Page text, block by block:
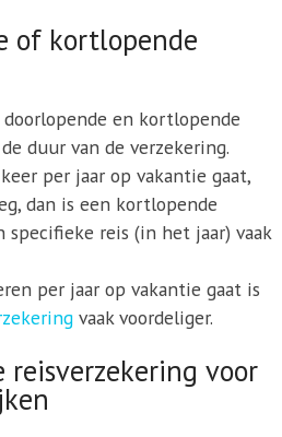
of kortlopende
en kortlopende
duur van de verzekering.
per jaar op vakantie gaat,
dan is een kortlopende
specifieke reis (in het jaar) vaak
per jaar op vakantie gaat is
vaak voordeliger.
reisverzekering voor